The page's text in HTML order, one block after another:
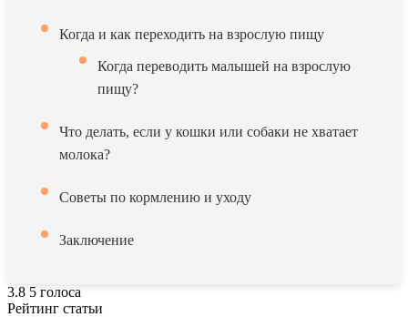
Когда и как переходить на взрослую пищу
Когда переводить малышей на взрослую
пищу?
Что делать, если у кошки или собаки не хватает
молока?
Советы по кормлению и уходу
Заключение
3.8 5 голоса
Рейтинг статьи